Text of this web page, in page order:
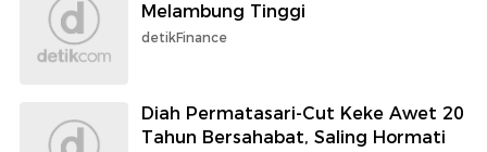
Melambung Tinggi
detikFinance
Diah Permatasari-Cut Keke Awet 20
Tahun Bersahabat, Saling Hormati